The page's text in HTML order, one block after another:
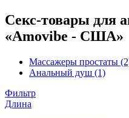
Секс-товары для
«Amovibe - США»
Массажеры простаты
Анальный душ (1)
Фильтр
Длина